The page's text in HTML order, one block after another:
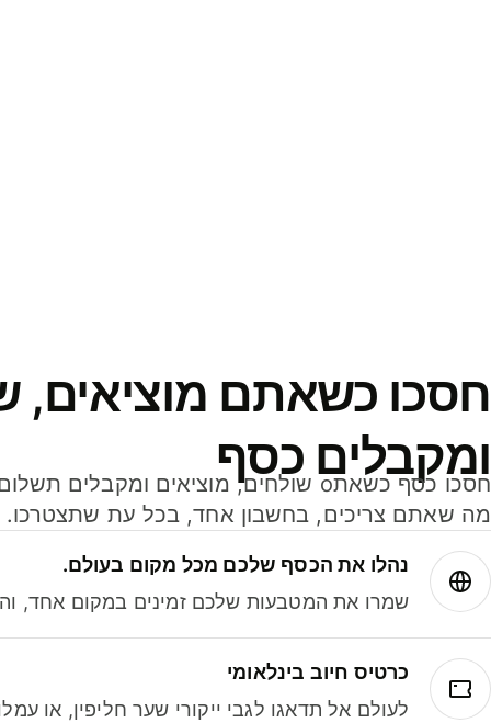
חסכו כשאתם מוציאים,
ומקבלים כסף
מה שאתם צריכים, בחשבון אחד, בכל עת שתצטרכו.
נהלו את הכסף שלכם מכל מקום בעולם.
שמרו את המטבעות שלכם זמינים במקום אחד,
כרטיס חיוב בינלאומי
לעולם אל תדאגו לגבי ייקורי שער חליפין, או